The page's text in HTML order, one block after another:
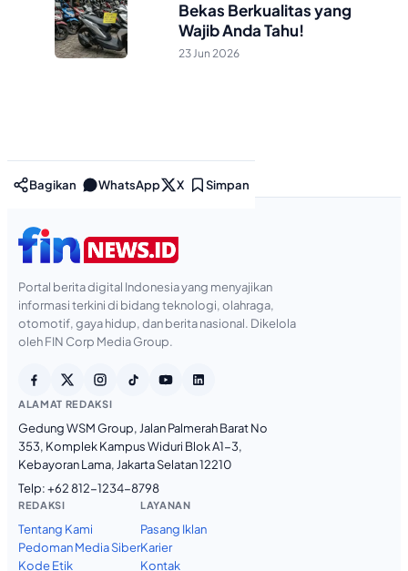
Bekas Berkualitas yang
Wajib Anda Tahu!
23 Jun 2026
Bagikan WhatsApp X Simpan
Portal berita digital Indonesia yang menyajikan
informasi terkini di bidang teknologi, olahraga,
otomotif, gaya hidup, dan berita nasional. Dikelola
oleh FIN Corp Media Group.
ALAMAT REDAKSI
Gedung WSM Group, Jalan Palmerah Barat No
353, Komplek Kampus Widuri Blok A1-3,
Kebayoran Lama, Jakarta Selatan 12210
Telp:+62 812-1234-8798
REDAKSI
Tentang Kami
Pedoman Media Siber
Kode Etik
LAYANAN
Pasang Iklan
Karier
Kontak